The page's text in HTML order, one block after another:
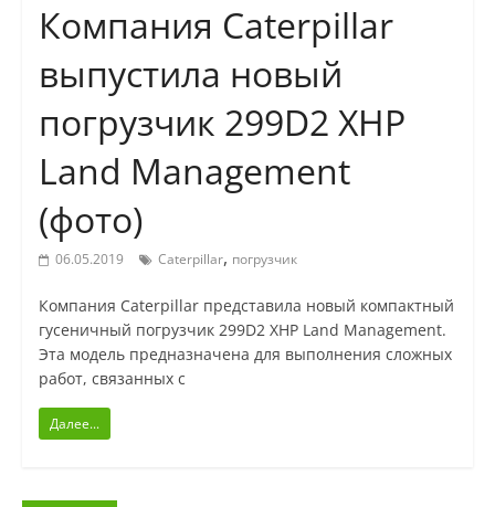
Компания Caterpillar
выпустила новый
погрузчик 299D2 XHP
Land Management
(фото)
06.05.2019 Caterpillar, погрузчик
Компания Caterpillar представила новый компактный
гусеничный погрузчик 299D2 XHP Land Management.
Эта модель предназначена для выполнения сложных
работ, связанных с
Далее...